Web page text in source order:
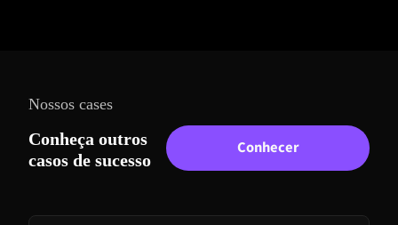
Nossos cases
Conheça outros
casos de sucesso
Conhecer